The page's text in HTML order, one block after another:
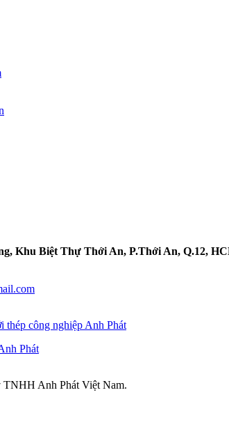
Khu Biệt Thự Thới An, P.Thới An, Q.12,
công nghiệp Anh Phát
TNHH Anh Phát Việt Nam.